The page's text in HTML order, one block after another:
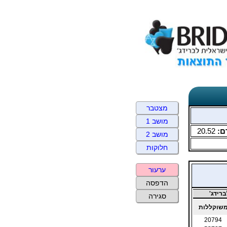
20.52
משוקללות
20794
מצטבר
מושב 1
מושב 2
חלוקות
ערעור
הדפסה
סגירה